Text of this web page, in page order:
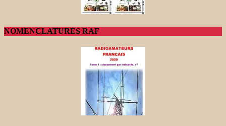
NOMENCLATURES RAF